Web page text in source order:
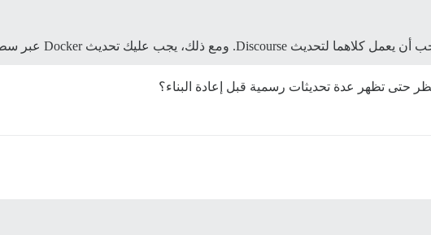
حتى تظهر عدة تحديثات رسمية قبل إعادة البناء؟